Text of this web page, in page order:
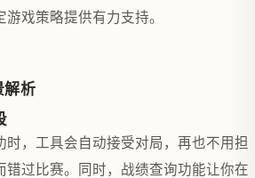
戏策略提供有力支持。
解析
时，工具会自动接受对局，再也不用担
错过比赛。同时，战绩查询功能让你在